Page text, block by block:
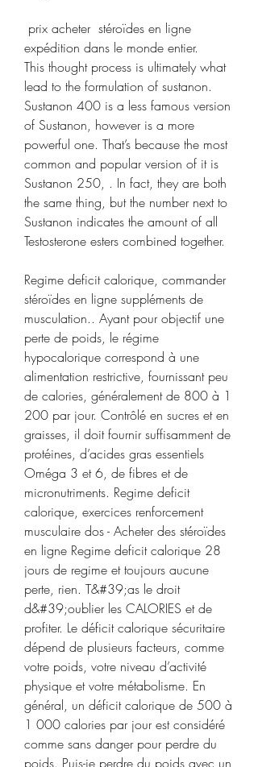
expédition dans le monde entier.
This thought process is ultimately what
lead to the formulation of sustanon.
Sustanon 400 is a less famous version
of Sustanon, however is a more
powerful one. That’s because the most
common and popular version of it is
Sustanon 250, . In fact, they are both
the same thing, but the number next to
Sustanon indicates the amount of all
Testosterone esters combined together.
Regime deficit calorique, commander
stéroïdes en ligne suppléments de
musculation.. Ayant pour objectif une
perte de poids, le régime
hypocalorique correspond à une
alimentation restrictive, fournissant peu
de calories, généralement de 800 à 1
200 par jour. Contrôlé en sucres et en
graisses, il doit fournir suffisamment de
protéines, d’acides gras essentiels
Oméga 3 et 6, de fibres et de
micronutriments. Regime deficit
calorique, exercices renforcement
musculaire dos - Acheter des stéroïdes
en ligne Regime deficit calorique 28
jours de regime et toujours aucune
perte, rien. T&#39;as le droit
d&#39;oublier les CALORIES et de
profiter. Le déficit calorique sécuritaire
dépend de plusieurs facteurs, comme
votre poids, votre niveau d’activité
physique et votre métabolisme. En
général, un déficit calorique de 500 à
1 000 calories par jour est considéré
comme sans danger pour perdre du
poids. Puis-je perdre du poids avec un